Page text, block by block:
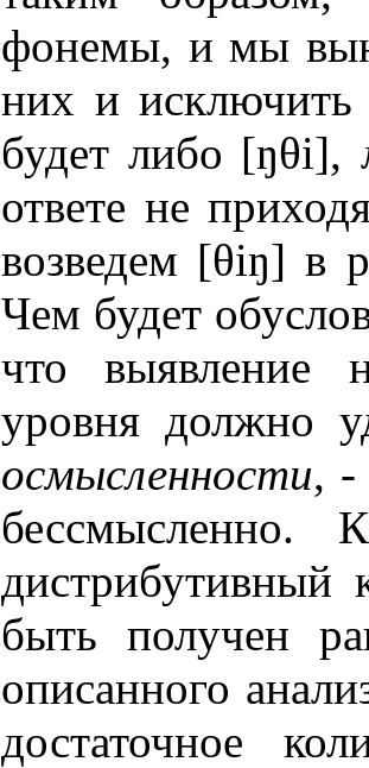
фонемы, и мы
них и
будет либо [ŋθi],
ответе не
возведем [θiŋ] в
Чем будет
что выявление
уровня должно
осмысленности, -
бессмысленно.
дистрибутивный
быть получен
описанного
достаточное